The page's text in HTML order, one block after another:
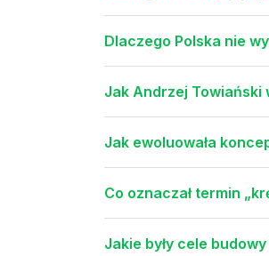
Dlaczego Polska nie
Jak Andrzej Towiański
Jak ewoluowała
Co oznaczał termin
Jakie były cele